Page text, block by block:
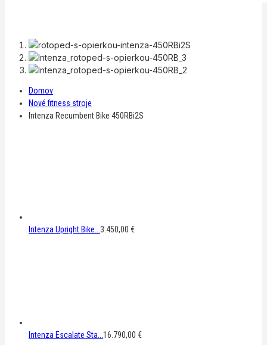
Domov
Nové fitness stroje
Intenza Recumbent Bike 450RBi2S
Intenza Upright Bike... 3.450,00 €
Intenza Escalate Sta... 16.790,00 €